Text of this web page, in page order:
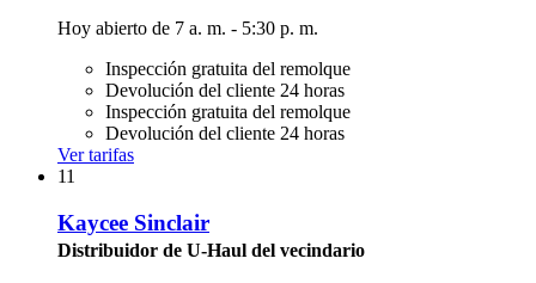
Hoy abierto de 7 a. m. - 5:30 p. m.
Inspección gratuita del remolque
Devolución del cliente 24 horas
Inspección gratuita del remolque
Devolución del cliente 24 horas
Ver tarifas
11
Kaycee Sinclair
Distribuidor de U-Haul del vecindario